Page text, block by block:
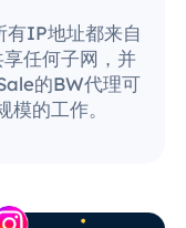
IP地址都来自
任何子网，并
的BW代理可
的工作。